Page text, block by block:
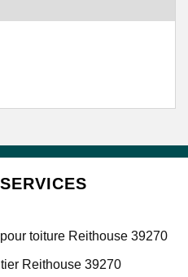
toiture Reithouse 39270
Reithouse 39270